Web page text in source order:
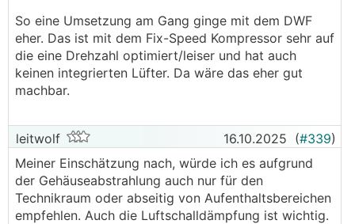
So eine Umsetzung am Gang ginge mit dem DWF
eher. Das ist mit dem Fix-Speed Kompressor sehr auf
die eine Drehzahl optimiert/leiser und hat auch
keinen integrierten Lüfter. Da wäre das eher gut
machbar.
leitwolf 16.10.2025 (#339)
Meiner Einschätzung nach, würde ich es aufgrund
der Gehäuseabstrahlung auch nur für den
Technikraum oder abseitig von Aufenthaltsbereichen
empfehlen. Auch die Luftschalldämpfung ist wichtig.